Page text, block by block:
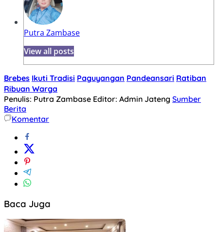
Putra Zambase
View all posts
Brebes Ikuti Tradisi Paguyangan Pandeansari Ratiban
Ribuan Warga
Penulis: Putra Zambase Editor: Admin Jateng Sumber
Berita
Komentar
Baca Juga